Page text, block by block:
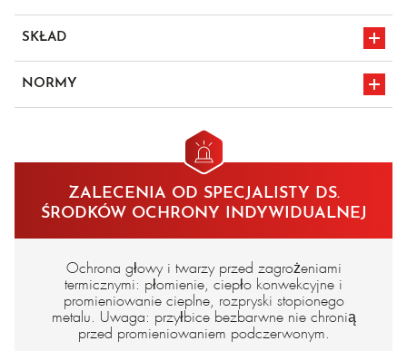
SKŁAD
Osłona z poliwęglanu
NORMY
ZALECENIA OD SPECJALISTY DS.
ŚRODKÓW OCHRONY INDYWIDUALNEJ
Ochrona głowy i twarzy przed zagrożeniami
termicznymi: płomienie, ciepło konwekcyjne i
promieniowanie cieplne, rozpryski stopionego
metalu. Uwaga: przyłbice bezbarwne nie chronią
przed promieniowaniem podczerwonym.